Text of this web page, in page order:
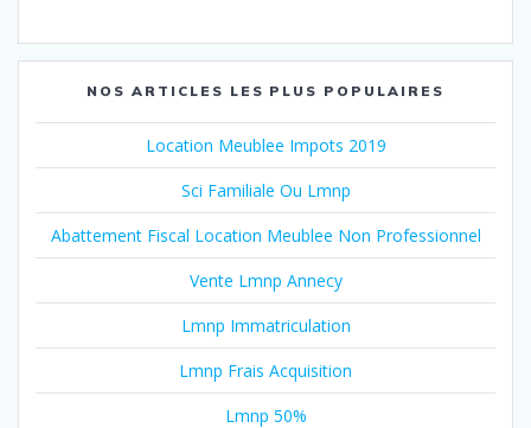
NOS ARTICLES LES PLUS POPULAIRES
Location Meublee Impots 2019
Sci Familiale Ou Lmnp
Abattement Fiscal Location Meublee Non Professionnel
Vente Lmnp Annecy
Lmnp Immatriculation
Lmnp Frais Acquisition
Lmnp 50%